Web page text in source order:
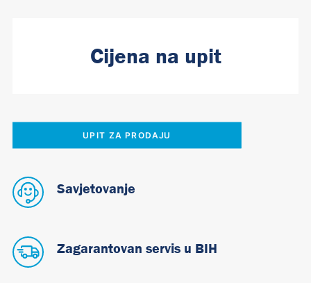
Cijena na upit
UPIT ZA PRODAJU
Savjetovanje
Zagarantovan servis u BIH